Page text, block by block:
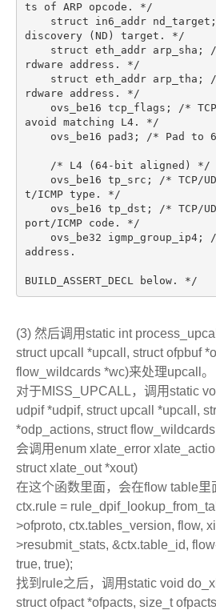
ts of ARP opcode. */
discovery (ND) target. */
rdware address. */
rdware address. */
avoid matching L4. */
ovs_be16 pad3; /* Pad to
    /* L4 (64-bit aligned) */
t/ICMP type. */
port/ICMP code. */
address.
BUILD_ASSERT_DECL below. */
(3) 然后调用static int
struct upcall *upcall, struct ofpbuf
flow_wildcards *wc)来处理upcall。
对于MISS_UPCALL，调用static
udpif *udpif, struct upcall *upcall,
*odp_actions, struct
会调用enum xlate_error
struct xlate_out *xout)
在这个函数里面，会在flow table里
ctx.rule =
>ofproto, ctx.tables_version, flow,
>resubmit_stats, &ctx.table_id,
true, true);
找到rule之后，调用static void
struct ofpact *ofpacts, size_t